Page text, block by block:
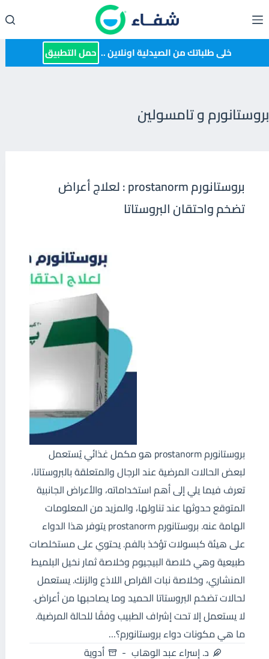
إلى
المحتوى خلى طلباتك من الصيدلية اونلاين .. حمل التطبيق
بروستانورم و تامسولين
بروستانورم prostanorm : لعلاج أعراض
تضخم واحتقان البروستاتا
بروستانورم prostanorm هو مكمل غذائي يُستعمل
لبعض الحالات المرضية عند الرجال والمتعلقة بالبروستاتا،
تعرف فيما يلي إلى أهم استخداماته، والأعراض الجانبية
المتوقع حدوثها عند تناولها، والمزيد من المعلومات
الهامة عنه. بروستانورم prostanorm يتوفر هذا الدواء
على هيئة كبسولات تؤخذ بالفم. يحتوي على مستخلصات
طبيعية وهي خلاصة البيجيوم وخلاصة ثمار نخيل البلميط
المنشاري، وخلاصة نبات القراص اللاذع والزنك. يستعمل
لحالات تضخم البروستاتا الحميد وما يصاحبها من أعراض.
لا يستعمل إلا تحت إشراف الطبيب وفقًا للحالة المرضية.
ما هي مكونات دواء بروستانورم؟…
د. إسراء عبد الوهاب
أدوية